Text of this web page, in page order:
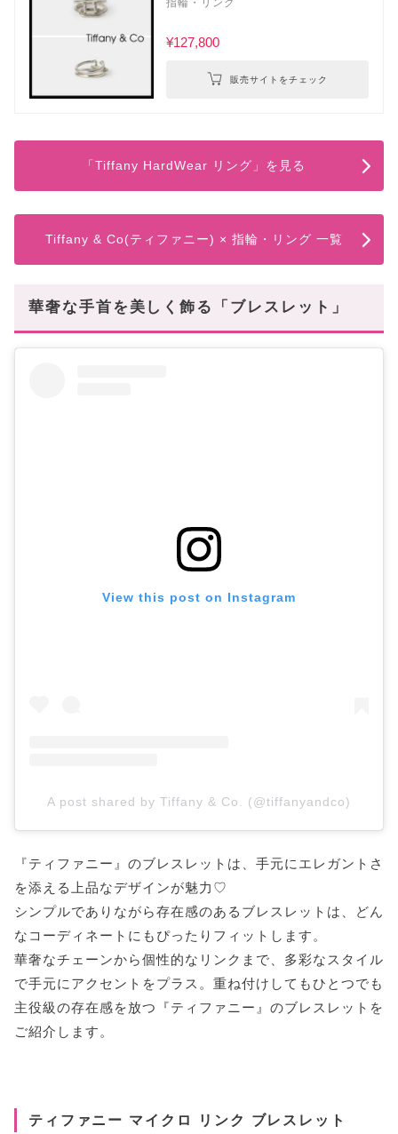
指輪・リング
¥127,800
販売サイトをチェック
「Tiffany HardWear リング」を見る
Tiffany & Co(ティファニー) × 指輪・リング 一覧
華奢な手首を美しく飾る「ブレスレット」
View this post on Instagram
A post shared by Tiffany & Co. (@tiffanyandco)
『ティファニー』のブレスレットは、手元にエレガントさ
を添える上品なデザインが魅力♡
シンプルでありながら存在感のあるブレスレットは、どん
なコーディネートにもぴったりフィットします。
華奢なチェーンから個性的なリンクまで、多彩なスタイル
で手元にアクセントをプラス。重ね付けしてもひとつでも
主役級の存在感を放つ『ティファニー』のブレスレットを
ご紹介します。
ティファニー マイクロ リンク ブレスレット